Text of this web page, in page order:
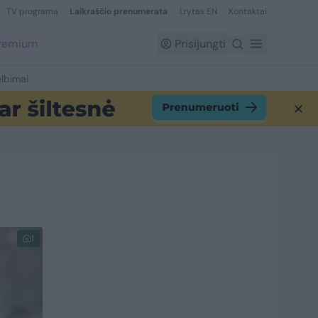
TV programa Laikraščio prenumerata Lrytas EN Kontaktai
Prisijungti
1